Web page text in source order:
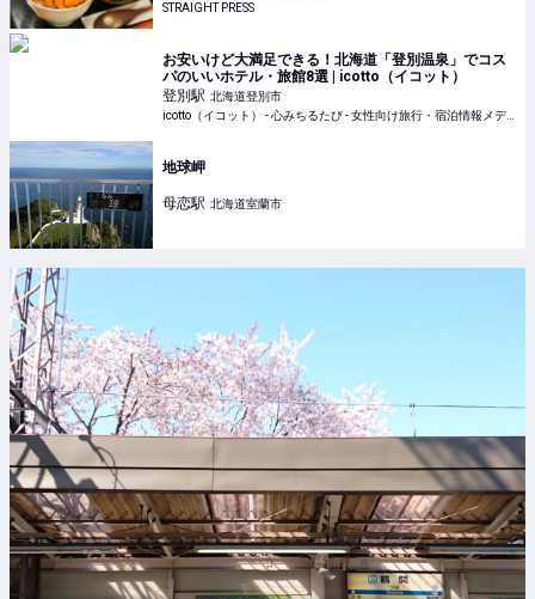
STRAIGHT PRESS
お安いけど大満足できる！北海道「登別温泉」でコス
パのいいホテル・旅館8選 | icotto（イコット）
登別駅 北海道登別市
icotto（イコット） - 心みちるたび - 女性向け旅行・宿泊情報メディア
地球岬
母恋駅 北海道室蘭市